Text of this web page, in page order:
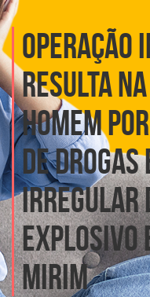
OPERAÇÃO
RESULTA
HOMEM
DE DROGAS
IRREGULAR
EXPLOSIVO
MIRIM